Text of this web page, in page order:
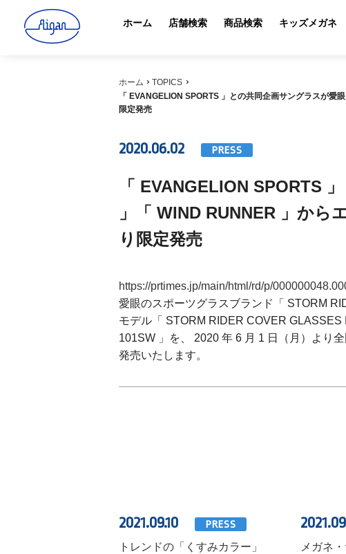
ホーム 店舗検索 商品検索 キッズメガネ
ホーム
TOPICS
「 EVANGELION SPORTS 」との共同企画サングラスが
限定発売
2020.06.02 PRESS
「 EVANGELION SPORTS
」「 WIND RUNNER 」から
り限定発売
https://prtimes.jp/main/html/rd/p/
愛眼のスポーツグラスブランド「 STORM
モデル「 STORM RIDER COVER
101SW 」を、 2020 年 6 月 1 日（月）より
発売いたします。
2021.09.10
PRESS
トレンドの「くすみカラー」
メガネ